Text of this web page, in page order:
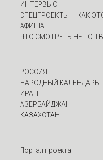
ИНТЕРВЬЮ
CПЕЦПРОЕКТЫ — КАК
АФИША
ЧТО СМОТРЕТЬ НЕ ПО ТВ
РОССИЯ
НАРОДНЫЙ КАЛЕНДАРЬ
ИРАН
АЗЕРБАЙДЖАН
КАЗАХСТАН
Портал проекта